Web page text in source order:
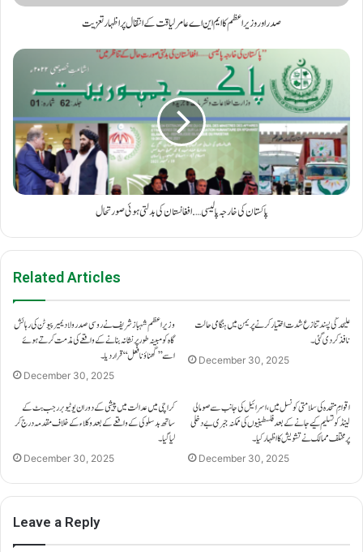
صدر اور وزیراعظم کا ایم این اے عامر لیاقت کے انتقال پر اظہار تعزیت
پاکستان کی خارجہ پالیسی…. افغانستان کی بدلتی ہوئی صورتحال
Related Articles
وزیراعظم شہباز شریف نے روسی صدر ولادیمیر پیوٹن کی رہائش
گاہ کو مبینہ طور پر نشانہ بنانے کے واقعے کی مذمت کرتے ہوئے
اسے ’’گھناؤنا فعل‘‘ قرار دیا۔
December 30, 2025
علیحدگی پسند تنازع شدت اختیار کرنے پر یمن میں ہنگامی حالت
نافذ کر دی گئی۔
December 30, 2025
کراچی میں عدالت میں پیشی کے دوران یوٹیوبر رجب بٹ کے
ساتھ بدسلوکی کے واقعے کے بعد وکلاء کے خلاف مقدمہ درج کر
لیا گیا۔
December 30, 2025
اقوامِ متحدہ کی سلامتی کونسل میں، اسرائیل کی جانب سے صومالی
لینڈ کو تسلیم کیے جانے کے بعد فلسطینیوں کی ممکنہ جبری بے دخلی
پر مختلف ممالک نے تشویش کا اظہار کیا۔
December 30, 2025
Leave a Reply